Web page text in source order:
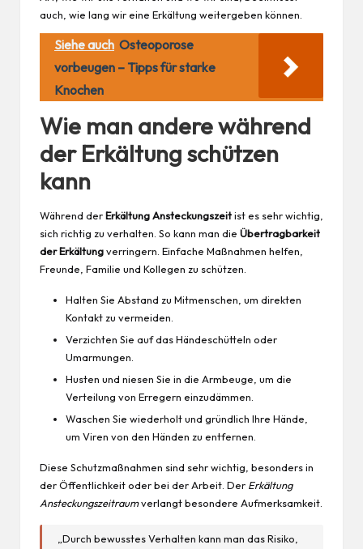
auch, wie lang wir eine Erkältung weitergeben können.
Siehe auch Osteoporose
vorbeugen – Tipps für starke
Knochen
Wie man andere während
der Erkältung schützen
kann
Während derErkältung Ansteckungszeitist es sehr wichtig,
sich richtig zu verhalten. So kann man die Übertragbarkeit
der Erkältungverringern. Einfache Maßnahmen helfen,
Freunde, Familie und Kollegen zu schützen.
Halten Sie Abstand zu Mitmenschen, um direkten
Kontakt zu vermeiden.
Verzichten Sie auf das Händeschütteln oder
Umarmungen.
Husten und niesen Sie in die Armbeuge, um die
Verteilung von Erregern einzudämmen.
Waschen Sie wiederholt und gründlich Ihre Hände,
um Viren von den Händen zu entfernen.
Diese Schutzmaßnahmen sind sehr wichtig, besonders in
der Öffentlichkeit oder bei derArbeit . Der Erkältung
Ansteckungszeitraumverlangt besondere Aufmerksamkeit.
„Durch bewusstes Verhalten kann man das Risiko,